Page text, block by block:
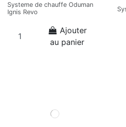
Systeme de chauffe Oduman
Ignis Revo
Ajouter
au panier